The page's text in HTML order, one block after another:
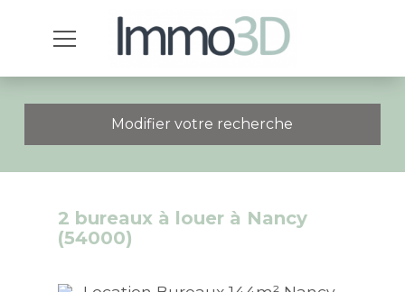
Modifier votre recherche
2 bureaux à louer à Nancy
(54000)